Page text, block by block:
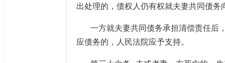
出处理的，债权人仍有权就夫妻共同债务
一方就夫妻共同债务承担清偿责任后
应债务的，人民法院应予支持。